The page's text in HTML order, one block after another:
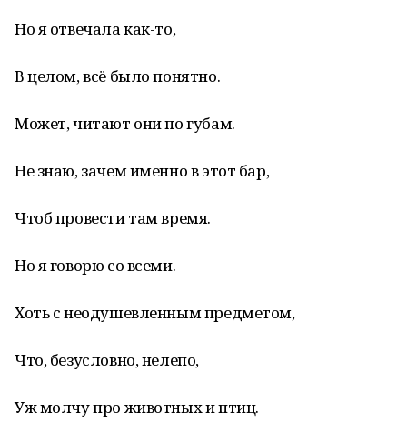
Но я отвечала как-то,
В целом, всё было понятно.
Может, читают они по губам.
Не знаю, зачем именно в этот бар,
Чтоб провести там время.
Но я говорю со всеми.
Хоть с неодушевленным предметом,
Что, безусловно, нелепо,
Уж молчу про животных и птиц.